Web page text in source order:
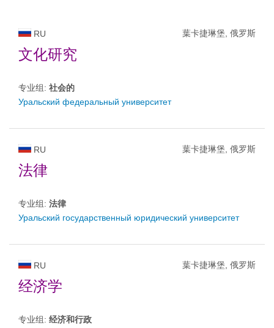
RU 葉卡捷琳堡, 俄罗斯
文化研究
专业组: 社会的
Уральский федеральный университет
RU 葉卡捷琳堡, 俄罗斯
法律
专业组: 法律
Уральский государственный юридический университет
RU 葉卡捷琳堡, 俄罗斯
经济学
专业组: 经济和行政